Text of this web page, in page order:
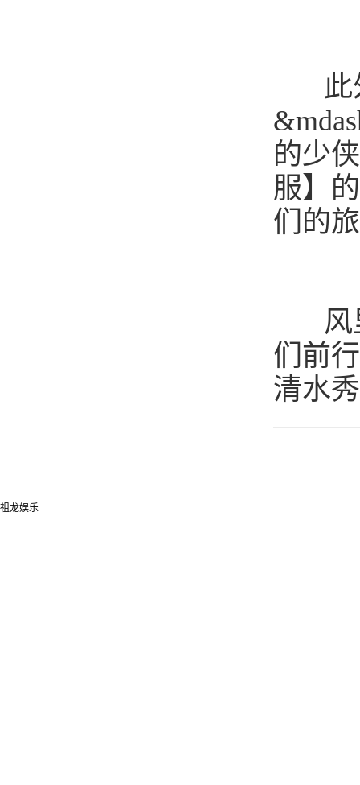
此外
的少
服】
们的
风里
们前
清水
祖龙娱乐